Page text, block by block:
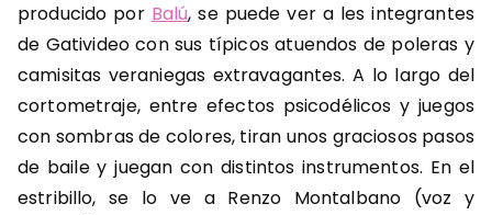
producido por Balú, se puede ver a les integrantes
de Gativideo con sus típicos atuendos de poleras y
camisitas veraniegas extravagantes. A lo largo del
cortometraje, entre efectos psicodélicos y juegos
con sombras de colores, tiran unos graciosos pasos
de baile y juegan con distintos instrumentos. En el
estribillo, se lo ve a Renzo Montalbano (voz y